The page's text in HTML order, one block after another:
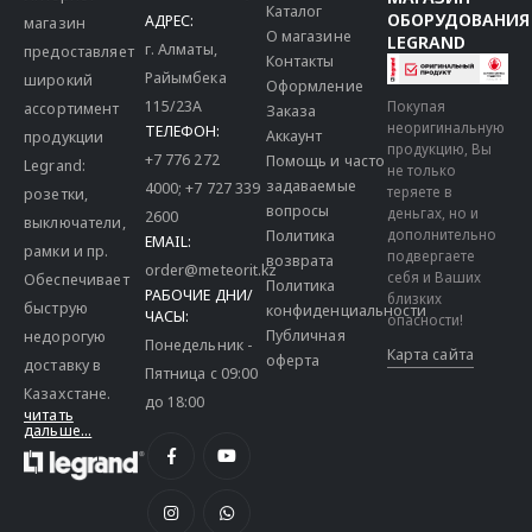
магазин
предоставляет
широкий
ассортимент
продукции
Legrand:
розетки,
выключатели,
рамки и пр.
Обеспечивает
быструю
недорогую
доставку в
Казахстане.
читать
дальше...
АДРЕС:
г. Алматы,
Райымбека
115/23A
ТЕЛЕФОН:
+7 776 272
4000;+7 727 339
2600
EMAIL:
order@meteorit.kz
РАБОЧИЕ ДНИ/
ЧАСЫ:
Понедельник -
Пятница с 09:00
до 18:00
Каталог
О магазине
Контакты
Оформление
Заказа
Аккаунт
Помощь и часто
задаваемые
вопросы
Политика
возврата
Политика
конфиденциальности
Публичная
оферта
ОБОРУДОВАНИЯ
LEGRAND
Покупая
неоригинальную
продукцию, Вы
не только
теряете в
деньгах, но и
дополнительно
подвергаете
себя и Ваших
близких
опасности!
Карта сайта